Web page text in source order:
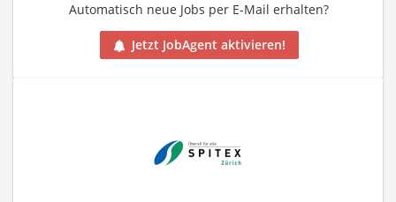
Automatisch neue Jobs per E-Mail erhalten?
Jetzt JobAgent aktivieren!